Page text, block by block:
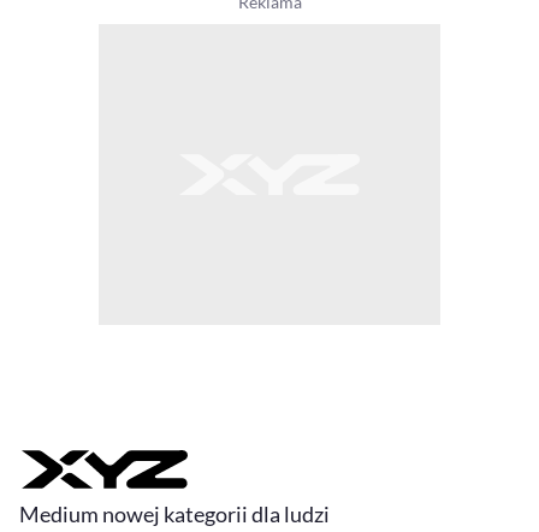
Medium nowej kategorii dla ludzi